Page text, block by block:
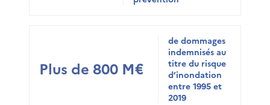
Plus de 800 M€
de dommages
indemnisés au
titre du risque
d’inondation
entre 1995 et
2019